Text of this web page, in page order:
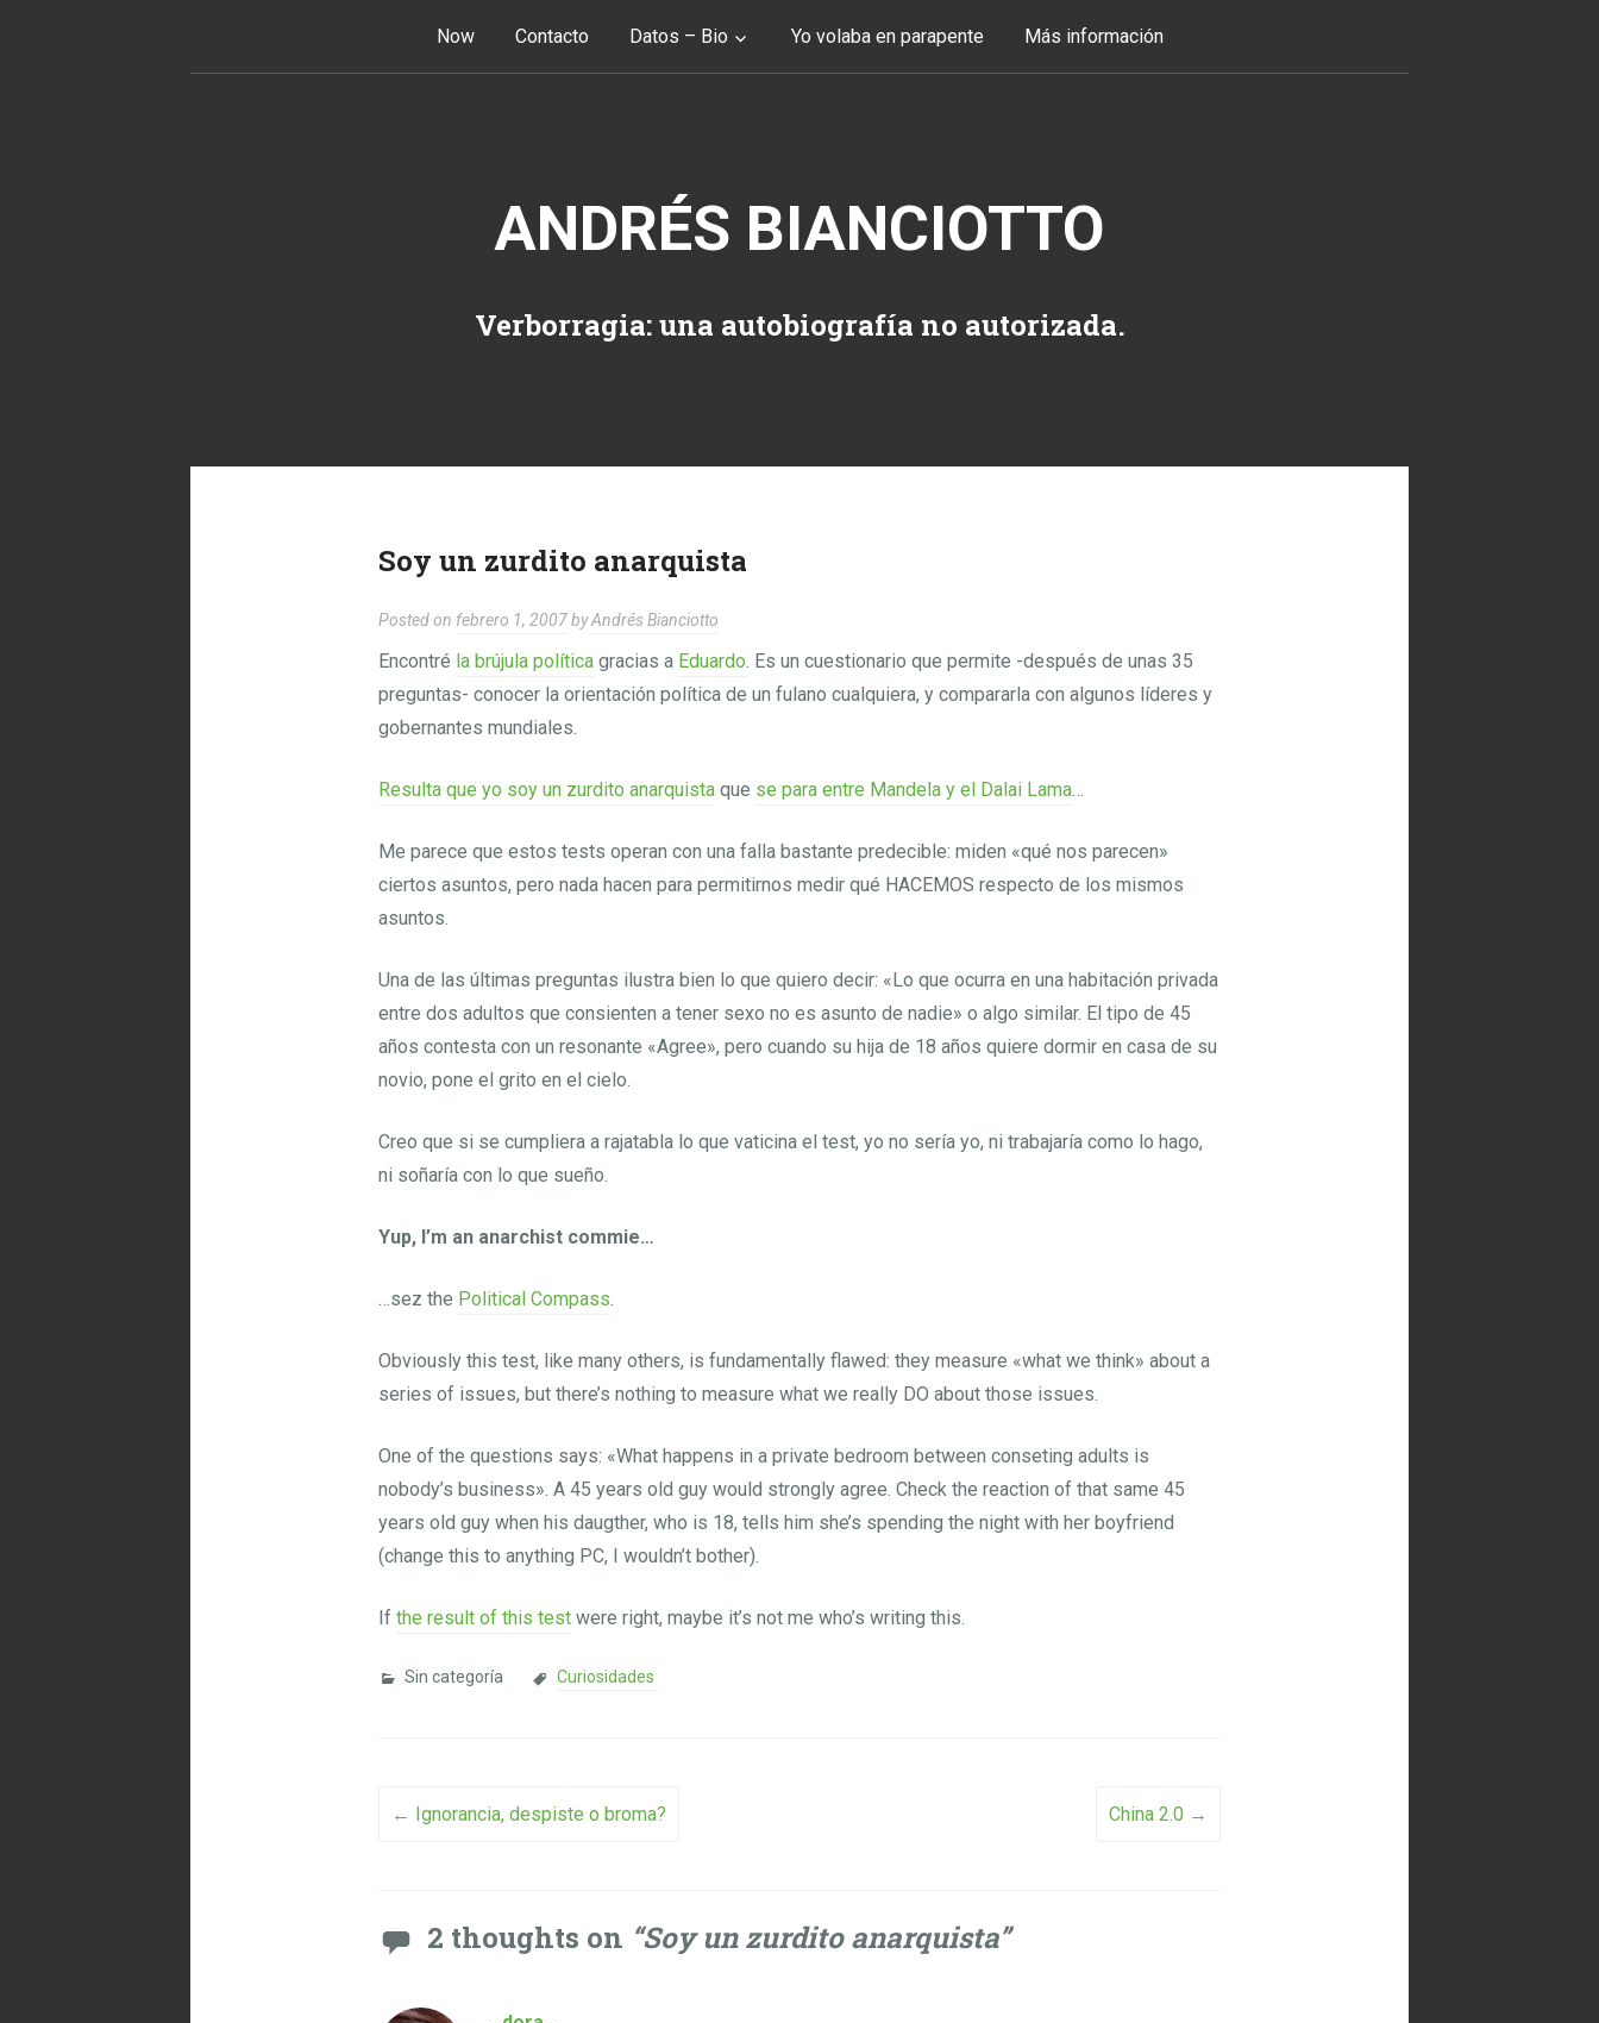
Now Contacto Datos – Bio Yo volaba en parapente Más información
ANDRÉS BIANCIOTTO
Verborragia: una autobiografía no autorizada.
Soy un zurdito anarquista
Posted on febrero 1, 2007byAndrés Bianciotto
Encontré la brújula políticagracias a Eduardo. Es un cuestionario que permite -después de unas 35
preguntas- conocer la orientación política de un fulano cualquiera, y compararla con algunos líderes y
gobernantes mundiales.
Resulta que yo soy un zurdito anarquistaque se para entre Mandela y el Dalai Lama…
Me parece que estos tests operan con una falla bastante predecible: miden «qué nos parecen»
ciertos asuntos, pero nada hacen para permitirnos medir qué HACEMOS respecto de los mismos
asuntos.
Una de las últimas preguntas ilustra bien lo que quiero decir: «Lo que ocurra en una habitación privada
entre dos adultos que consienten a tener sexo no es asunto de nadie» o algo similar. El tipo de 45
años contesta con un resonante «Agree», pero cuando su hija de 18 años quiere dormir en casa de su
novio, pone el grito en el cielo.
Creo que si se cumpliera a rajatabla lo que vaticina el test, yo no sería yo, ni trabajaría como lo hago,
ni soñaría con lo que sueño.
Yup, I’m an anarchist commie…
…sez the Political Compass.
Obviously this test, like many others, is fundamentally flawed: they measure «what we think» about a
series of issues, but there’s nothing to measure what we really DO about those issues.
One of the questions says: «What happens in a private bedroom between conseting adults is
nobody’s business». A 45 years old guy would strongly agree. Check the reaction of that same 45
years old guy when his daugther, who is 18, tells him she’s spending the night with her boyfriend
(change this to anything PC, I wouldn’t bother).
If the result of this testwere right, maybe it’s not me who’s writing this.
Sin categoría Curiosidades
Post navigation
← Ignorancia, despiste o broma? China 2.0 →
2 thoughts on “Soy un zurdito anarquista”